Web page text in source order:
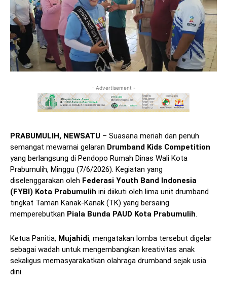
- Advertisement -
PRABUMULIH, NEWSATU – Suasana meriah dan penuh
semangat mewarnai gelaran Drumband Kids Competition
yang berlangsung di Pendopo Rumah Dinas Wali Kota
Prabumulih, Minggu (7/6/2026). Kegiatan yang
diselenggarakan oleh Federasi Youth Band Indonesia
(FYBI) Kota Prabumulih ini diikuti oleh lima unit drumband
tingkat Taman Kanak-Kanak (TK) yang bersaing
memperebutkan Piala Bunda PAUD Kota Prabumulih.
Ketua Panitia, Mujahidi, mengatakan lomba tersebut digelar
sebagai wadah untuk mengembangkan kreativitas anak
sekaligus memasyarakatkan olahraga drumband sejak usia
dini.